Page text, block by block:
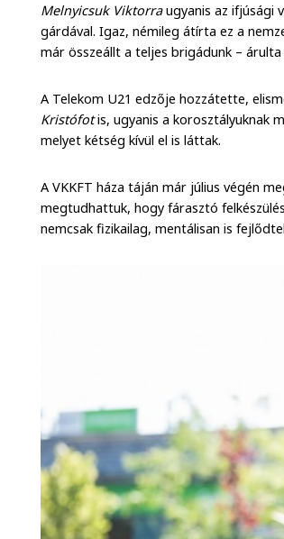
Melnyicsuk Viktorraugyanis az ifjúsági
gárdával. Igaz, némileg átírta ez a
már összeállt a teljes brigádunk – árulta
A Telekom U21 edzője hozzátette,
Kristófotis, ugyanis a korosztályuknak
melyet kétség kívül el is láttak.
A VKKFT háza táján már július végén
megtudhattuk, hogy fárasztó
nemcsak fizikailag, mentálisan is